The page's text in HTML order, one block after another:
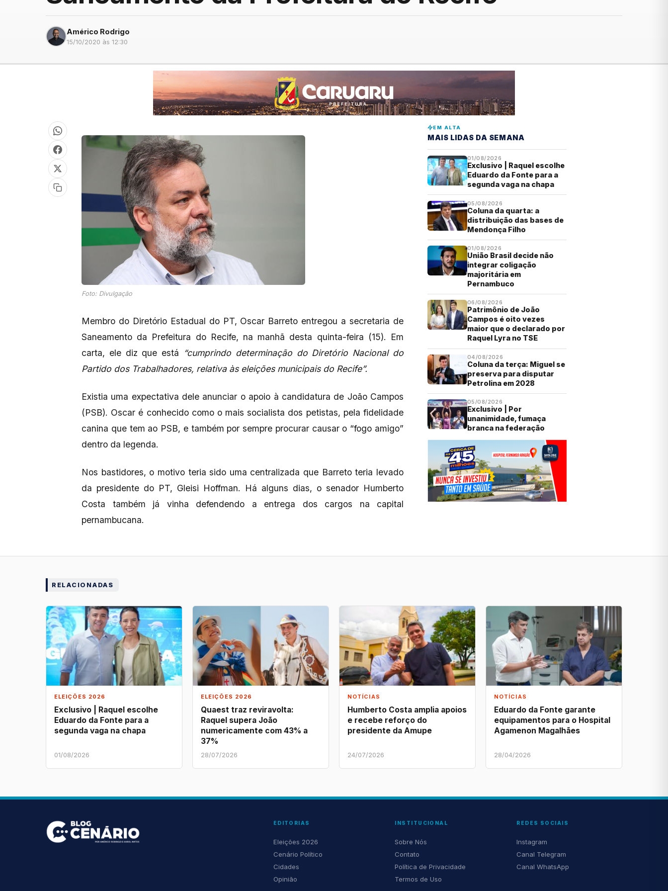
Américo Rodrigo
15/10/2020 às 12:30
Foto: Divulgação
Membro do Diretório Estadual do PT, Oscar Barreto entregou a secretaria de
Saneamento da Prefeitura do Recife, na manhã desta quinta-feira (15). Em
carta, ele diz que está
“cumprindo determinação do Diretório Nacional do
Partido dos Trabalhadores, relativa às eleições municipais do Recife”.
Existia uma expectativa dele anunciar o apoio à candidatura de João Campos
(PSB). Oscar é conhecido como o mais socialista dos petistas, pela fidelidade
canina que tem ao PSB, e também por sempre procurar causar o “fogo amigo”
dentro da legenda.
Nos bastidores, o motivo teria sido uma centralizada que Barreto teria levado
da presidente do PT, Gleisi Hoffman. Há alguns dias, o senador Humberto
Costa também já vinha defendendo a entrega dos cargos na capital
pernambucana.
EM ALTA
MAIS LIDAS DA SEMANA
01/08/2026
Exclusivo | Raquel escolhe
Eduardo da Fonte para a
segunda vaga na chapa
05/08/2026
Coluna da quarta: a
distribuição das bases de
Mendonça Filho
01/08/2026
União Brasil decide não
integrar coligação
majoritária em
Pernambuco
06/08/2026
Patrimônio de João
Campos é oito vezes
maior que o declarado por
Raquel Lyra no TSE
04/08/2026
Coluna da terça: Miguel se
preserva para disputar
Petrolina em 2028
05/08/2026
Exclusivo | Por
unanimidade, fumaça
branca na federação
RELACIONADAS
ELEIÇÕES 2026
Exclusivo | Raquel escolhe
Eduardo da Fonte para a
segunda vaga na chapa
01/08/2026
ELEIÇÕES 2026
Quaest traz reviravolta:
Raquel supera João
numericamente com 43% a
37%
28/07/2026
NOTÍCIAS
Humberto Costa amplia apoios
e recebe reforço do
presidente da Amupe
24/07/2026
NOTÍCIAS
Eduardo da Fonte garante
equipamentos para o Hospital
Agamenon Magalhães
28/04/2026
EDITORIAS
Eleições 2026
Cenário Político
Cidades
Opinião
INSTITUCIONAL
Sobre Nós
Contato
Política de Privacidade
Termos de Uso
REDES SOCIAIS
Instagram
Canal Telegram
Canal WhatsApp